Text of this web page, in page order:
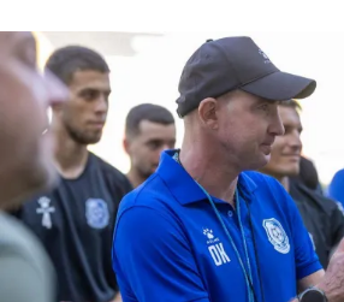
КІБЕРСПОРТ
ЧС-2026
ФУТЗАЛ
ІНШІ
БУКМЕКЕРИ